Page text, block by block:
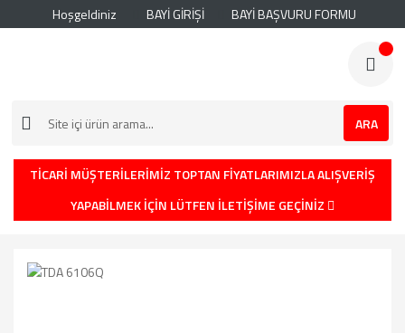
Hoşgeldiniz BAYİ GİRİŞİ BAYİ BAŞVURU FORMU
ARA
TİCARİ MÜŞTERİLERİMİZ TOPTAN FİYATLARIMIZLA ALIŞVERİŞ
YAPABİLMEK İÇİN LÜTFEN İLETİŞİME GEÇİNİZ